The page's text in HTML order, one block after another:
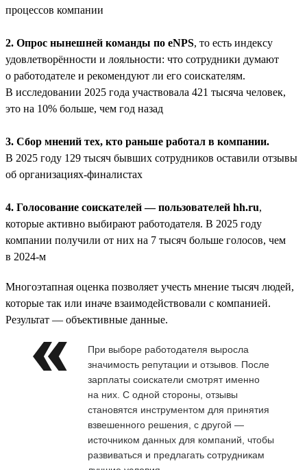
процессов компании
2. Опрос нынешней команды по eNPS, то есть индексу
удовлетворённости и лояльности: что сотрудники думают
о работодателе и рекомендуют ли его соискателям.
В исследовании 2025 года участвовала 421 тысяча человек,
это на 10% больше, чем год назад
3. Сбор мнений тех, кто раньше работал в компании.
В 2025 году 129 тысяч бывших сотрудников оставили отзывы
об организациях-финалистах
4. Голосование соискателей — пользователей hh.ru,
которые активно выбирают работодателя. В 2025 году
компании получили от них на 7 тысяч больше голосов, чем
в 2024-м
Многоэтапная оценка позволяет учесть мнение тысяч людей,
которые так или иначе взаимодействовали с компанией.
Результат — объективные данные.
При выборе работодателя выросла
значимость репутации и отзывов. После
зарплаты соискатели смотрят именно
на них. С одной стороны, отзывы
становятся инструментом для принятия
взвешенного решения, с другой —
источником данных для компаний, чтобы
развиваться и предлагать сотрудникам